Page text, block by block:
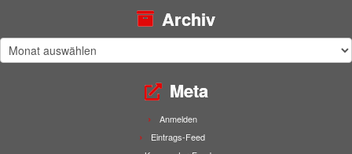
Archiv
Archiv
Meta
Anmelden
Eintrags-Feed